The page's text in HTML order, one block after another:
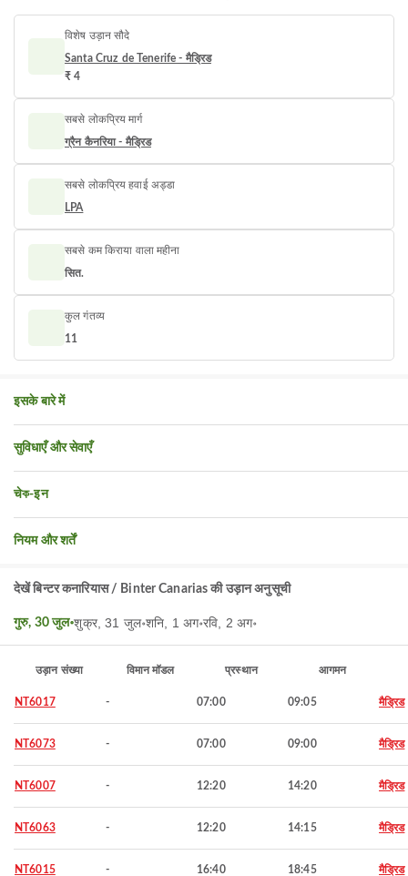
विशेष उड़ान सौदे
Santa Cruz de Tenerife - मैड्रिड
₹ 4
सबसे लोकप्रिय मार्ग
ग्रैन कैनरिया - मैड्रिड
सबसे लोकप्रिय हवाई अड्डा
LPA
सबसे कम किराया वाला महीना
सित.
कुल गंतव्य
11
इसके बारे में
सुविधाएँ और सेवाएँ
चेক-इन
नियम और शर्तें
देखें बिन्टर कनारियास / Binter Canarias की उड़ान अनुसूची
गुरु, 30 जुल॰शुक्र, 31 जुल॰शनि, 1 अग॰रवि, 2 अग॰
उड़ान संख्या विमान मॉडल प्रस्थान आगमन
NT6017 - 07:00 09:05 मैड्रिड
NT6073 - 07:00 09:00 मैड्रिड
NT6007 - 12:20 14:20 मैड्रिड
NT6063 - 12:20 14:15 मैड्रिड
NT6015 - 16:40 18:45 मैड्रिड